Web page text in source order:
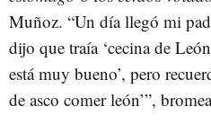
Muñoz. “Un día llegó mi
dijo que traía ‘cecina de
está muy bueno’, pero
de asco comer león’”,